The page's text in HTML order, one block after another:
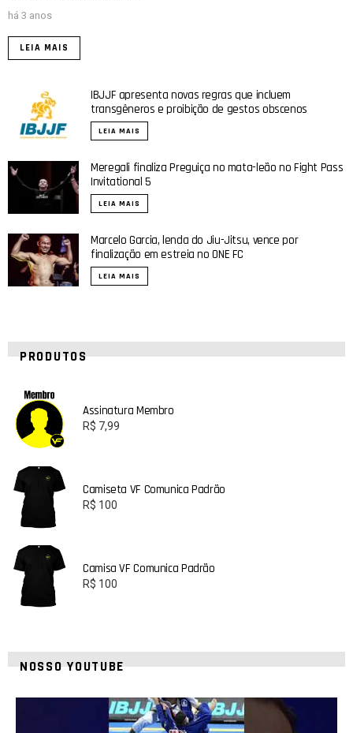
há 3 anos
LEIA MAIS
IBJJF apresenta novas regras que incluem
transgêneros e proibição de gestos obscenos
LEIA MAIS
Meregali finaliza Preguiça no mata-leão no Fight Pass
Invitational 5
LEIA MAIS
Marcelo Garcia, lenda do Jiu-Jitsu, vence por
finalização em estreia no ONE FC
LEIA MAIS
PRODUTOS
Assinatura Membro
R$ 7,99
Camiseta VF Comunica Padrão
R$ 100
Camisa VF Comunica Padrão
R$ 100
NOSSO YOUTUBE